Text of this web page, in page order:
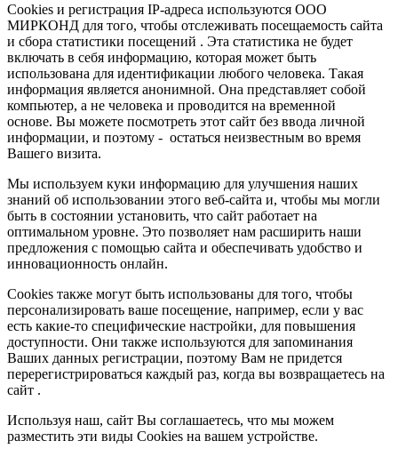
Cookies и регистрация IP-адреса используются ООО
МИРКОНД для того, чтобы отслеживать посещаемость сайта
и сбора статистики посещений . Эта статистика не будет
включать в себя информацию, которая может быть
использована для идентификации любого человека. Такая
информация является анонимной. Она представляет собой
компьютер, а не человека и проводится на временной
основе. Вы можете посмотреть этот сайт без ввода личной
информации, и поэтому - остаться неизвестным во время
Вашего визита.
Мы используем куки информацию для улучшения наших
знаний об использовании этого веб-сайта и, чтобы мы могли
быть в состоянии установить, что сайт работает на
оптимальном уровне. Это позволяет нам расширить наши
предложения с помощью сайта и обеспечивать удобство и
инновационность онлайн.
Cookies также могут быть использованы для того, чтобы
персонализировать ваше посещение, например, если у вас
есть какие-то специфические настройки, для повышения
доступности. Они также используются для запоминания
Ваших данных регистрации, поэтому Вам не придется
перерегистрироваться каждый раз, когда вы возвращаетесь на
сайт .
Используя наш, сайт Вы соглашаетесь, что мы можем
разместить эти виды Cookies на вашем устройстве.